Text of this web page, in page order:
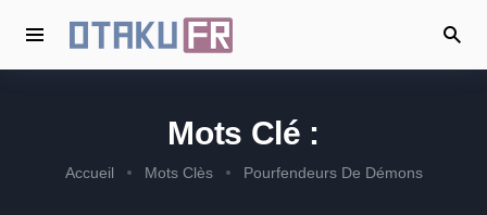
Mots Clé :
Accueil Mots Clès Pourfendeurs De Démons